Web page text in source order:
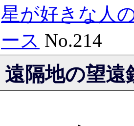
星が好きな人
ース No.214
遠隔地の望遠